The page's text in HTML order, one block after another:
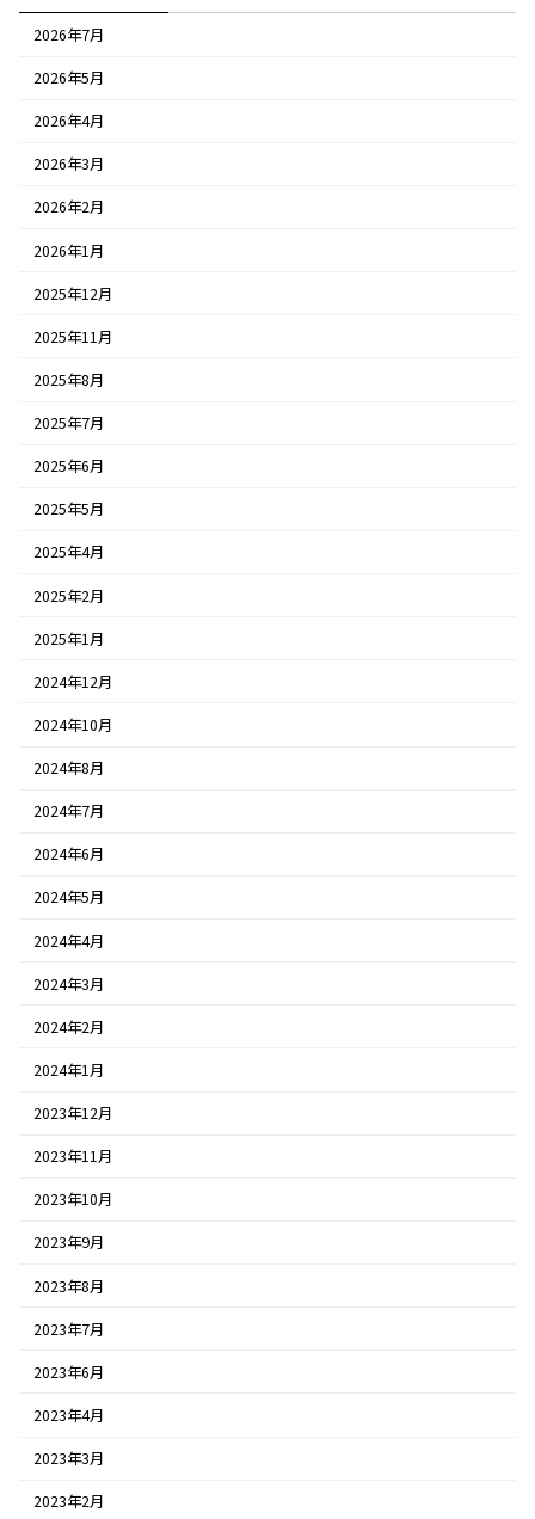
2026年7月
2026年5月
2026年4月
2026年3月
2026年2月
2026年1月
2025年12月
2025年11月
2025年8月
2025年7月
2025年6月
2025年5月
2025年4月
2025年2月
2025年1月
2024年12月
2024年10月
2024年8月
2024年7月
2024年6月
2024年5月
2024年4月
2024年3月
2024年2月
2024年1月
2023年12月
2023年11月
2023年10月
2023年9月
2023年8月
2023年7月
2023年6月
2023年4月
2023年3月
2023年2月